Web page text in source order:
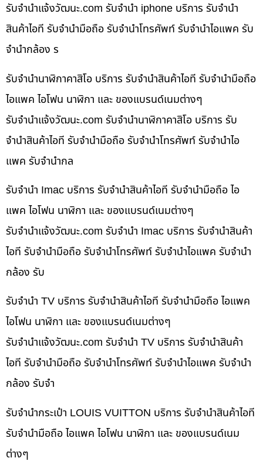
รับจํานําแจ้งวัฒนะ.com รับจำนำ iphone บริการ รับจำนำ
สินค้าไอที รับจำนำมือถือ รับจำนำโทรศัพท์ รับจำนำไอแพค รับ
จำนำกล้อง ร
รับจำนำนาฬิกาคาสิโอ บริการ รับจำนำสินค้าไอที รับจำนำมือถือ
ไอแพค ไอโฟน นาฬิกา และ ของแบรนด์เนมต่างๆ
รับจํานําแจ้งวัฒนะ.com รับจำนำนาฬิกาคาสิโอ บริการ รับ
จำนำสินค้าไอที รับจำนำมือถือ รับจำนำโทรศัพท์ รับจำนำไอ
แพค รับจำนำกล
รับจำนำ Imac บริการ รับจำนำสินค้าไอที รับจำนำมือถือ ไอ
แพค ไอโฟน นาฬิกา และ ของแบรนด์เนมต่างๆ
รับจํานําแจ้งวัฒนะ.com รับจำนำ Imac บริการ รับจำนำสินค้า
ไอที รับจำนำมือถือ รับจำนำโทรศัพท์ รับจำนำไอแพค รับจำนำ
กล้อง รับ
รับจำนำ TV บริการ รับจำนำสินค้าไอที รับจำนำมือถือ ไอแพค
ไอโฟน นาฬิกา และ ของแบรนด์เนมต่างๆ
รับจํานําแจ้งวัฒนะ.com รับจำนำ TV บริการ รับจำนำสินค้า
ไอที รับจำนำมือถือ รับจำนำโทรศัพท์ รับจำนำไอแพค รับจำนำ
กล้อง รับจำ
รับจำนำกระเป๋า LOUIS VUITTON บริการ รับจำนำสินค้าไอที
รับจำนำมือถือ ไอแพค ไอโฟน นาฬิกา และ ของแบรนด์เนม
ต่างๆ